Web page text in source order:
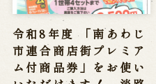
令和8年度 「南あわじ
市連合商店街プレミア
ム付商品券」をお使い